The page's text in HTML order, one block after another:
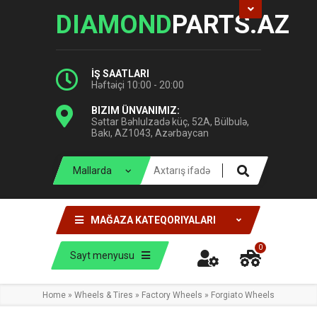
DIAMONDPARTS.AZ
İŞ SAATLARI
Həftəiçi 10:00 - 20:00
BIZIM ÜNVANIMIZ:
Səttar Bəhlulzadə küç, 52A, Bülbulə,
Bakı, AZ1043, Azərbaycan
MAĞAZA KATEQORIYALARI
Sayt menyusu
0
Home » Wheels & Tires » Factory Wheels » Forgiato Wheels